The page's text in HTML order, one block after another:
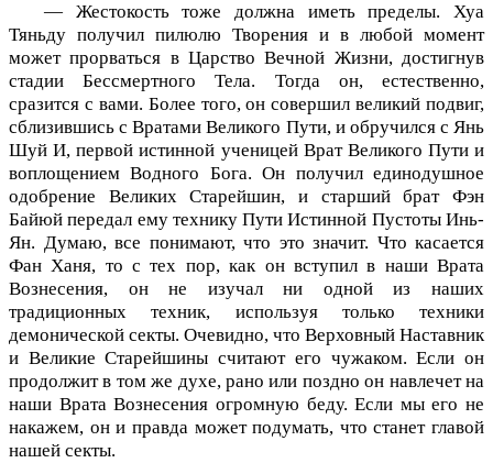
— Жестокость тоже должна иметь пределы. Хуа
Тяньду получил пилюлю Творения и в любой момент
может прорваться в Царство Вечной Жизни, достигнув
стадии Бессмертного Тела. Тогда он, естественно,
сразится с вами. Более того, он совершил великий подвиг,
сблизившись с Вратами Великого Пути, и обручился с Янь
Шуй И, первой истинной ученицей Врат Великого Пути и
воплощением Водного Бога. Он получил единодушное
одобрение Великих Старейшин, и старший брат Фэн
Байюй передал ему технику Пути Истинной Пустоты Инь-
Ян. Думаю, все понимают, что это значит. Что касается
Фан Ханя, то с тех пор, как он вступил в наши Врата
Вознесения, он не изучал ни одной из наших
традиционных техник, используя только техники
демонической секты. Очевидно, что Верховный Наставник
и Великие Старейшины считают его чужаком. Если он
продолжит в том же духе, рано или поздно он навлечет на
наши Врата Вознесения огромную беду. Если мы его не
накажем, он и правда может подумать, что станет главой
нашей секты.